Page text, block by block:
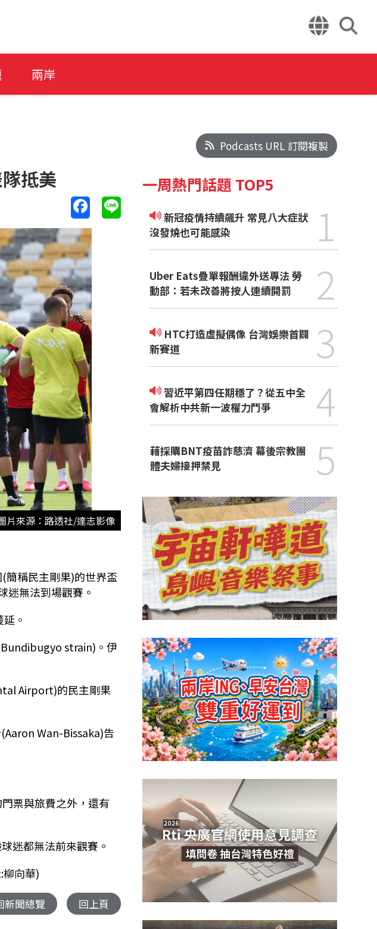
兩岸
抵美
片來源：路透社/達志影像
簡稱民主剛果)的世界盃
迷無法到場觀賽。
。
strain)。伊
Airport)的民主剛果
Wan-Bissaka)告
票與旅費之外，還有
迷都無法前來觀賽。
向華)
新聞總覽 回上頁
Podcasts URL 訂閱複製
一周熱門話題 TOP5
新冠疫情持續飆升 常見八大症狀
沒發燒也可能感染
1
Uber Eats疊單報酬違外送專法 勞
動部：若未改善將按人連續開罰
2
新賽道
3
習近平第四任期穩了？從五中全
會解析中共新一波權力鬥爭
4
藉採購BNT疫苗詐慈濟 幕後宗教團
體夫婦接押禁見
5